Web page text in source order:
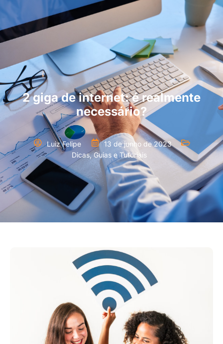
2 giga de internet: é realmente
necessário?
Luiz Felipe
13 de junho de 2023
Dicas, Guias e Tutoriais